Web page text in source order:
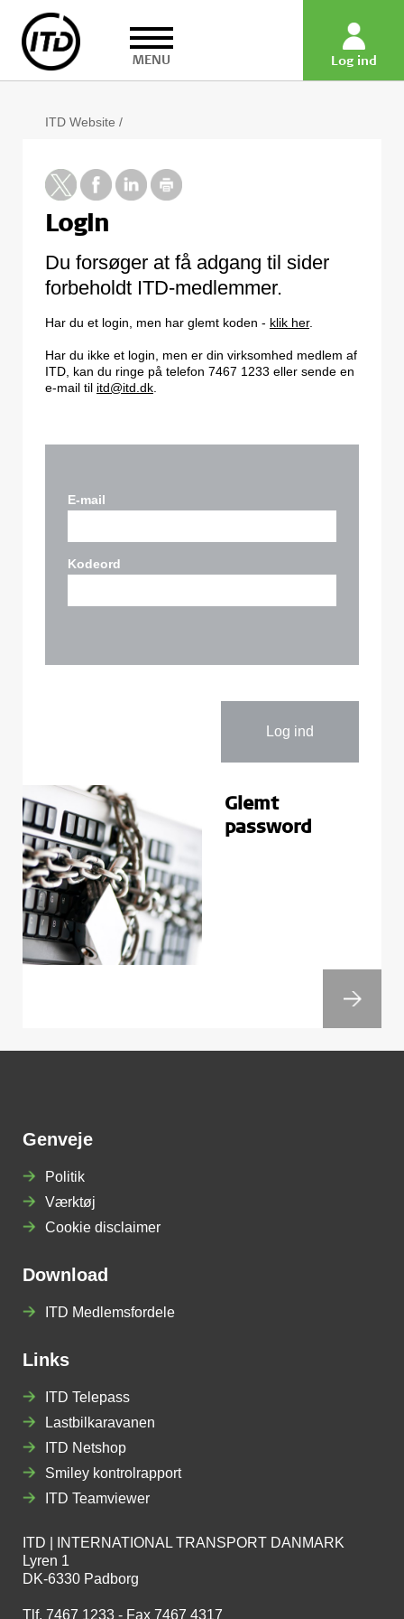
MENU Log ind
ITD Website /
Login
Du forsøger at få adgang til sider
forbeholdt ITD-medlemmer.
Har du et login, men har glemt koden - klik her.
Har du ikke et login, men er din virksomhed medlem af
ITD, kan du ringe på telefon 7467 1233 eller sende en
e-mail til itd@itd.dk
E-mail
Kodeord
Glemt
password
Genveje
Politik
Værktøj
Cookie disclaimer
Download
ITD Medlemsfordele
Links
ITD Telepass
Lastbilkaravanen
ITD Netshop
Smiley kontrolrapport
ITD Teamviewer
ITD | INTERNATIONAL TRANSPORT DANMARK
Lyren 1
DK-6330 Padborg
Tlf. 7467 1233 - Fax 7467 4317